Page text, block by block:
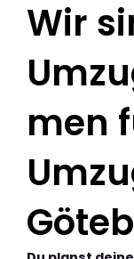
Wir
men